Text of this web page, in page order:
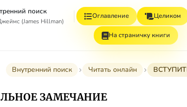
поиск
(James Hillman)
Оглавление Целиком
На страничку книги
Внутренний поиск Читать онлайн
ЗАМЕЧАНИЕ